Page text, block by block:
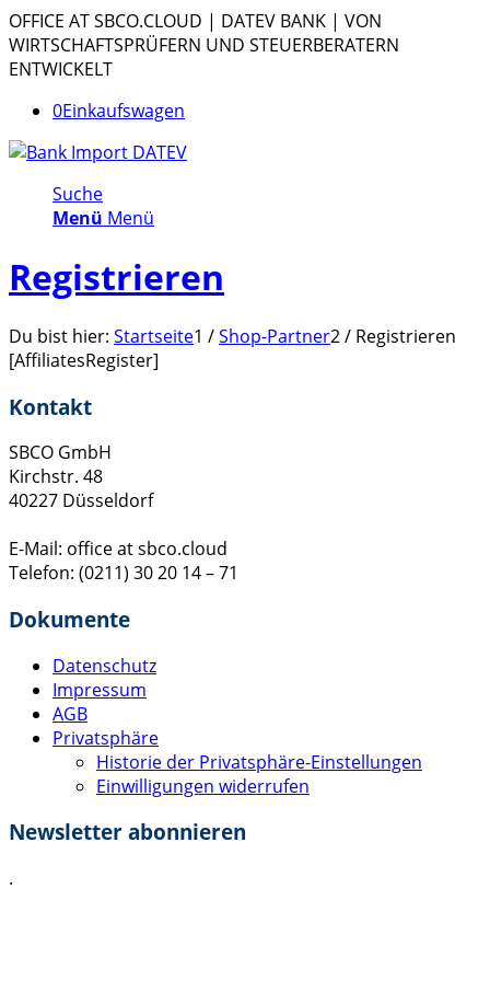
OFFICE AT SBCO.CLOUD | DATEV BANK | VON
WIRTSCHAFTSPRÜFERN UND STEUERBERATERN
ENTWICKELT
0Einkaufswagen
Suche
Menü Menü
Registrieren
Du bist hier: Startseite1 /Shop-Partner2/ Registrieren
[AffiliatesRegister]
Kontakt
SBCO GmbH
Kirchstr. 48
40227 Düsseldorf
E-Mail: office at sbco.cloud
Telefon: (0211) 30 20 14 – 71
Dokumente
Datenschutz
Impressum
AGB
Privatsphäre
Historie der Privatsphäre-Einstellungen
Einwilligungen widerrufen
Newsletter abonnieren
.